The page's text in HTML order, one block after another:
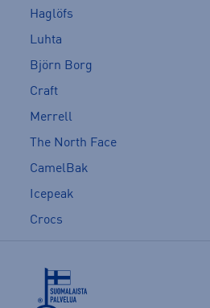
Haglöfs
Luhta
Björn Borg
Craft
Merrell
The North Face
CamelBak
Icepeak
Crocs